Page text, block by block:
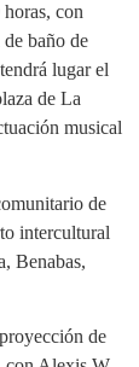
con
baño de
lugar el
de La
musical
de
intercultural
Benabas,
de